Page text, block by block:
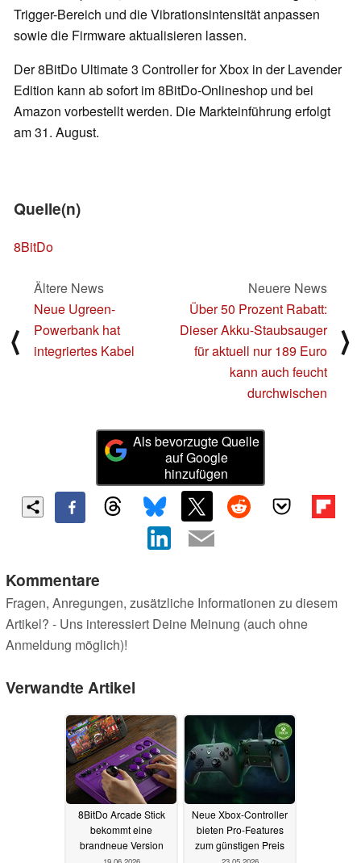
Trigger-Bereich und die Vibrationsintensität anpassen
sowie die Firmware aktualisieren lassen.
Der 8BitDo Ultimate 3 Controller for Xbox in der Lavender
Edition kann ab sofort im 8BitDo-Onlineshop und bei
Amazon vorbestellt werden. Die Markteinführung erfolgt
am 31. August.
Quelle(n)
8BitDo
⟨
Ältere News
Neue Ugreen-
Powerbank hat
integriertes Kabel
Neuere News
Über 50 Prozent Rabatt:
Dieser Akku-Staubsauger
für aktuell nur 189 Euro
kann auch feucht
durchwischen
⟩
Als bevorzugte Quelle
auf Google
hinzufügen
Kommentare
Fragen, Anregungen, zusätzliche Informationen zu diesem
Artikel? - Uns interessiert Deine Meinung (auch ohne
Anmeldung möglich)!
Verwandte Artikel
8BitDo Arcade Stick
bekommt eine
brandneue Version
Neue Xbox-Controller
bieten Pro-Features
zum günstigen Preis